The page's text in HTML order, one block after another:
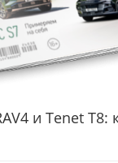
и Tenet T8: